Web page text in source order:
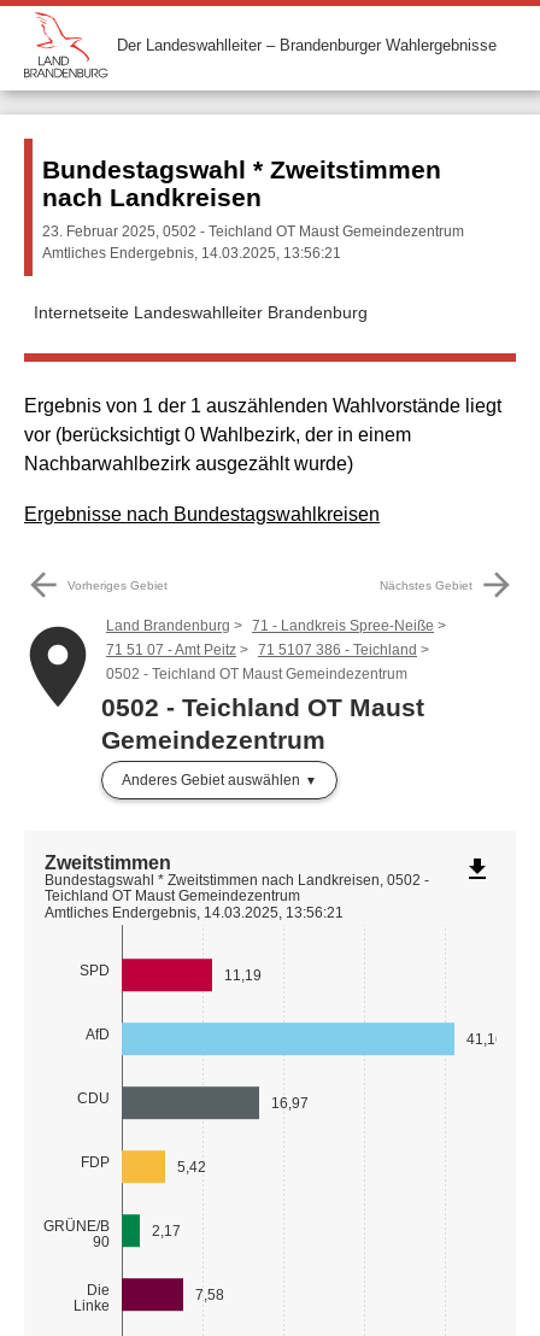
Der Landeswahlleiter – Brandenburger Wahlergebnisse
Bundestagswahl * Zweitstimmen
nach Landkreisen
23. Februar 2025, 0502 - Teichland OT Maust Gemeindezentrum
Amtliches Endergebnis, 14.03.2025, 13:56:21
Internetseite Landeswahlleiter Brandenburg
Ergebnis von 1 der 1 auszählenden Wahlvorstände liegt
vor (berücksichtigt 0 Wahlbezirk, der in einem
Nachbarwahlbezirk ausgezählt wurde)
Ergebnisse nach Bundestagswahlkreisen
arrow_back Vorheriges Gebiet Nächstes Gebiet arrow_forward
place Land Brandenburg
71 - Landkreis Spree-Neiße
71 51 07 - Amt Peitz
71 5107 386 - Teichland
0502 - Teichland OT Maust Gemeindezentrum
0502 - Teichland OT Maust
Gemeindezentrum
Anderes Gebiet auswählen
SPD
AfD
CDU
FDP
GRÜNE/B
90
Die
Linke
11,19
41,16
16,97
5,42
2,17
7,58
Zweitstimmen
Bundestagswahl * Zweitstimmen nach Landkreisen, 0502 -
Teichland OT Maust Gemeindezentrum
Amtliches Endergebnis, 14.03.2025, 13:56:21
file_download